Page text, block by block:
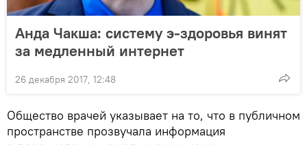
Анда Чакша: систему э-здоровья винят
за медленный интернет
26 декабря 2017, 12:48
Общество врачей указывает на то, что в публичном
пространстве прозвучала информация